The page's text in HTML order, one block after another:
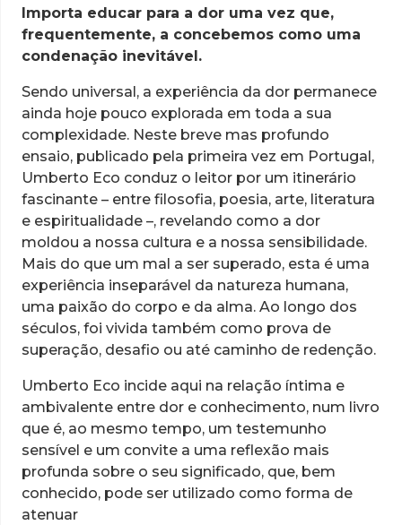
Importa educar para a dor uma vez que,
frequentemente, a concebemos como uma
condenação inevitável.
Sendo universal, a experiência da dor permanece
ainda hoje pouco explorada em toda a sua
complexidade. Neste breve mas profundo
ensaio, publicado pela primeira vez em Portugal,
Umberto Eco conduz o leitor por um itinerário
fascinante – entre filosofia, poesia, arte, literatura
e espiritualidade –, revelando como a dor
moldou a nossa cultura e a nossa sensibilidade.
Mais do que um mal a ser superado, esta é uma
experiência inseparável da natureza humana,
uma paixão do corpo e da alma. Ao longo dos
séculos, foi vivida também como prova de
superação, desafio ou até caminho de redenção.
Umberto Eco incide aqui na relação íntima e
ambivalente entre dor e conhecimento, num livro
que é, ao mesmo tempo, um testemunho
sensível e um convite a uma reflexão mais
profunda sobre o seu significado, que, bem
conhecido, pode ser utilizado como forma de
atenuar